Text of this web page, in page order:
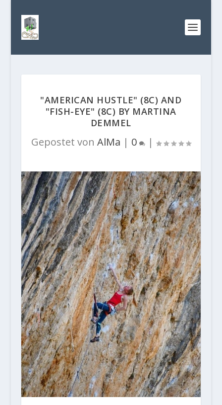
"AMERICAN HUSTLE" (8C) AND
"FISH-EYE" (8C) BY MARTINA
DEMMEL
Gepostet von AlMa | 0 |